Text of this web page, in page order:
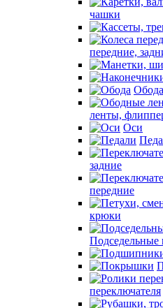
чашки
передние,
Обода
ленты,
Оси
задние
передние
крюки
переключателя